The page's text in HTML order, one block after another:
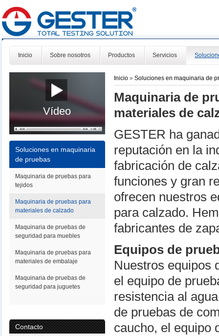
Inicio Sobre nosotros Productos Servicios
Vídeo
Soluciones en maquinaria
de pruebas
Maquinaria de pruebas para
tejidos
Maquinaria de pruebas para
materiales de calzado
Maquinaria de pruebas de
seguridad para muebles
Maquinaria de pruebas para
materiales de embalaje
Maquinaria de pruebas de
seguridad para juguetes
Contacto
Inicio»Soluciones en maquinaria de
Maquinaria de
materiales de
GESTER ha
reputación en la
fabricación de
funciones y gran
ofrecen nuestros
para calzado.
fabricantes de
Equipos de
Nuestros equipos
el equipo de
resistencia al
de pruebas de
caucho, el equipo